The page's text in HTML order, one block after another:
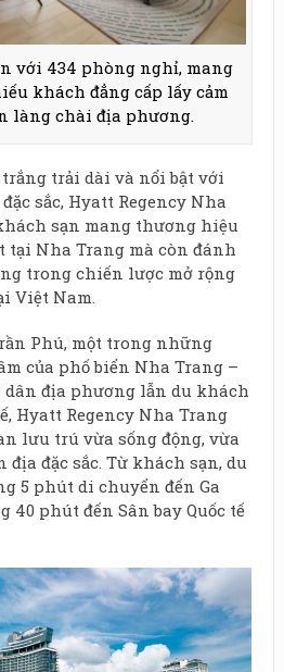
với 434 phòng nghỉ, mang
khách đẳng cấp lấy cảm
làng chài địa phương.
trải dài và nổi bật với
sắc, Hyatt Regency Nha
sạn mang thương hiệu
tại Nha Trang mà còn đánh
trong chiến lược mở rộng
Việt Nam.
Phú, một trong những
của phố biển Nha Trang –
địa phương lẫn du khách
Hyatt Regency Nha Trang
lưu trú vừa sống động, vừa
địa đặc sắc. Từ khách sạn, du
5 phút di chuyển đến Ga
40 phút đến Sân bay Quốc tế